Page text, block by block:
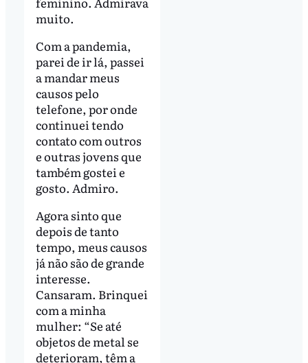
muito.
Com a pandemia,
parei de ir lá, passei
a mandar meus
causos pelo
telefone, por onde
continuei tendo
contato com outros
e outras jovens que
também gostei e
gosto. Admiro.
Agora sinto que
depois de tanto
tempo, meus causos
já não são de grande
interesse.
Cansaram. Brinquei
com a minha
mulher: “Se até
objetos de metal se
deterioram, têm a